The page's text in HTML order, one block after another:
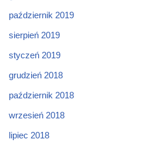
październik 2019
sierpień 2019
styczeń 2019
grudzień 2018
październik 2018
wrzesień 2018
lipiec 2018